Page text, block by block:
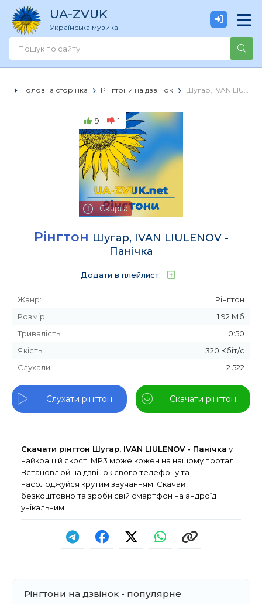
UA-ZVUK
Українська музика
Головна сторінка Рінгтони на дзвінок Шугар, IVAN LIULENOV - Панічка
9 1
Скарга
Рінгтон Шугар, IVAN LIULENOV -
Панічка
Додати в плейлист:
Жанр:
Рінгтон
Розмір:
1.92 Мб
Тривалість :
0:50
Якість:
320 Кбіт/с
Слухали:
2 522
Слухати рінгтон Скачати рінгтон
Скачати рінгтон Шугар, IVAN LIULENOV - Панічка у
найкращій якості MP3 може кожен на нашому порталі.
Встановлюй на дзвінок свого телефону та
насолоджуйся крутим звучанням. Скачай
безкоштовно та зроби свій смартфон на андроїд
унікальним!
Рінгтони на дзвінок - популярне